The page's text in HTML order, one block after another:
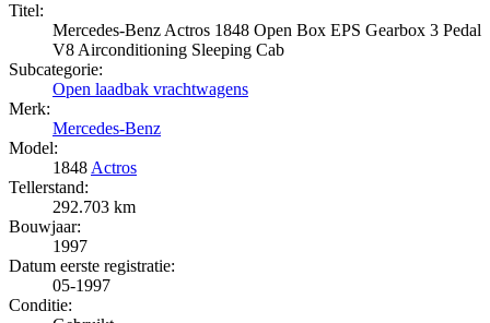
Titel:
Mercedes-Benz Actros 1848 Open Box EPS Gearbox 3 Pedal
V8 Airconditioning Sleeping Cab
Subcategorie:
Open laadbak vrachtwagens
Merk:
Mercedes-Benz
Model:
1848Actros
Tellerstand:
292.703 km
Bouwjaar:
1997
Datum eerste registratie:
05-1997
Conditie: